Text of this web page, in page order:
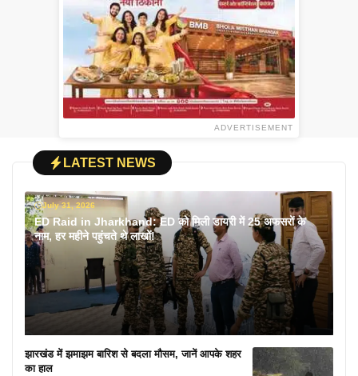
ADVERTISEMENT
LATEST NEWS
July 31, 2026
ED Raid in Jharkhand: ED को मिली डायरी में 25 अफसरों के
नाम, हर महीने पहुंचते थे लाखों!
झारखंड में झमाझम बारिश से बदला मौसम, जानें आपके शहर
का हाल